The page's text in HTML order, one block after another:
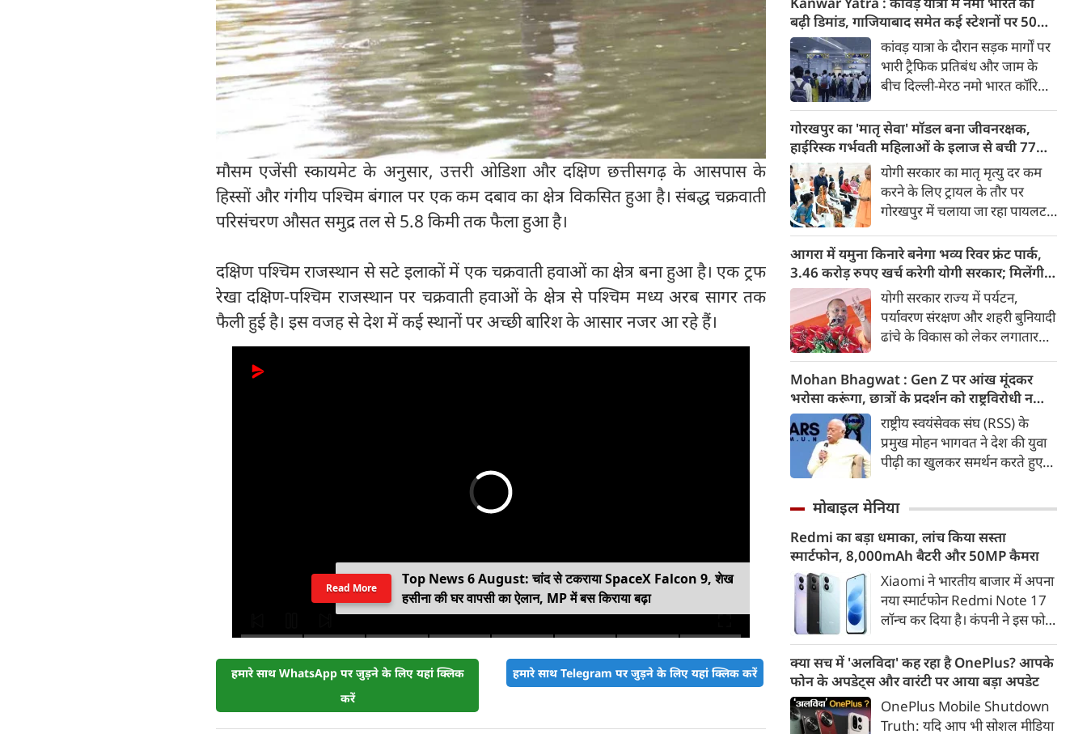
मौसम एजेंसी स्कायमेट के अनुसार, उत्तरी ओडिशा और दक्षिण छत्तीसगढ़ के आसपास के
हिस्सों और गंगीय पश्चिम बंगाल पर एक कम दबाव का क्षेत्र विकसित हुआ है। संबद्ध चक्रवाती
परिसंचरण औसत समुद्र तल से 5.8 किमी तक फैला हुआ है।
दक्षिण पश्चिम राजस्थान से सटे इलाकों में एक चक्रवाती हवाओं का क्षेत्र बना हुआ है। एक ट्रफ
रेखा दक्षिण-पश्चिम राजस्थान पर चक्रवाती हवाओं के क्षेत्र से पश्चिम मध्य अरब सागर तक
फैली हुई है। इस वजह से देश में कई स्थानों पर अच्छी बारिश के आसार नजर आ रहे हैं।
Top News 6 August: चांद से टकराया SpaceX Falcon 9, शेख
हसीना की घर वापसी का ऐलान, MP में बस किराया बढ़ा
Read More
हमारे साथ WhatsApp पर जुड़ने के लिए यहां क्लिक
करें
हमारे साथ Telegram पर जुड़ने के लिए यहां क्लिक करें
किया। रक्षा मंत्रालय के मुताबिक, यह
परीक्षण स्ट्रैटेजिक फोर्सेज कमांड
(SFC) और रक्षा अनुसंधान एवं
विकास संगठन (DRDO) की ओर से
किया गया।
बढ़ी डिमांड, गाजियाबाद समेत कई स्टेशनों पर 50%
तक बढ़ी यात्रियों की संख्याकांवड़ यात्रा के दौरान सड़क मार्गों पर
भारी ट्रैफिक प्रतिबंध और जाम के
बीच दिल्ली-मेरठ नमो भारत कॉरिडोर
परिवहन विकल्प बनकर उभरा है।
तेज़, समयबद्ध और आरामदायक
सफर के चलते कॉरिडोर के कई
स्टेशनों पर यात्रियों की संख्या में 40
से 50 प्रतिशत तक बढ़ गई है।
गोरखपुर का 'मातृ सेवा' मॉडल बना जीवनरक्षक,
हाईरिस्क गर्भवती महिलाओं के इलाज से बची 77
जिंदगियां
योगी सरकार का मातृ मृत्यु दर कम
करने के लिए ट्रायल के तौर पर
गोरखपुर में चलाया जा रहा पायलट
बनकर उभरा है। मुख्यमंत्री योगी
आदित्यनाथ के निर्देश पर पायलट
प्रोजेक्ट ‘मातृ सेवा’ का लक्ष्य हाई
रिस्क गर्भवती केसों को तुरंत बड़े
अस्पतालों में रेफर कर बचाना है।
आगरा में यमुना किनारे बनेगा भव्य रिवर फ्रंट पार्क,
3.46 करोड़ रुपए खर्च करेगी योगी सरकार; मिलेंगी ये
खास सुविधाएं
योगी सरकार राज्य में पर्यटन,
पर्यावरण संरक्षण और शहरी बुनियादी
ढांचे के विकास को लेकर लगातार
कड़ी में अब ताजनगरी में यमुना नदी
के किनारों को खूबसूरत, प्रदूषण मुक्त
और उपयोगी बनाने की बड़ी तैयारी
शुरू हो गई है। आगरा के झलकारी
बाई चौराहे से लेकर वेदांत मंदिर के
पास यमुना किनारे (यमुना बैंक साइड)
किया जा रहा है।
Mohan Bhagwat : Gen Z पर आंख मूंदकर
भरोसा करूंगा, छात्रों के प्रदर्शन को राष्ट्रविरोधी न
बताएं, RSS प्रमुख मोहन भागवत का बड़ा बयान, चीन
और पाकिस्तान को लेकर क्या कहा
राष्ट्रीय स्वयंसेवक संघ (RSS) के
प्रमुख मोहन भागवत ने देश की युवा
पीढ़ी का खुलकर समर्थन करते हुए
मूंदकर भरोसा करेंगे। उन्होंने कहा कि
छात्रों को राष्ट्रविरोधी नहीं कहा जाना
चाहिए। युवाओं की बात को दबाने के
बजाय उनके साथ संवाद के जरिए
उनकी चिंताओं को समझने की
जरूरत है।
मोबाइल मेनिया
Redmi का बड़ा धमाका, लांच किया सस्ता
स्मार्टफोन, 8,000mAh बैटरी और 50MP कैमरा
Xiaomi ने भारतीय बाजार में अपना
नया स्मार्टफोन Redmi Note 17
लॉन्च कर दिया है। कंपनी ने इस फोन
डिस्प्ले, 8,000mAh की बड़ी बैटरी
और Qualcomm Snapdragon
चिपसेट के साथ पेश किया है। फोन में
50MP का मेन कैमरा दिया गया है।
क्या सच में 'अलविदा' कह रहा है OnePlus? आपके
फोन के अपडेट्स और वारंटी पर आया बड़ा अपडेट
OnePlus Mobile Shutdown
Truth: यदि आप भी सोशल मीडिया